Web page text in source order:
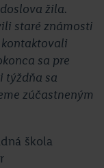
žila.
staré známosti
sa pre
týždňa sa
zúčastneným
škola